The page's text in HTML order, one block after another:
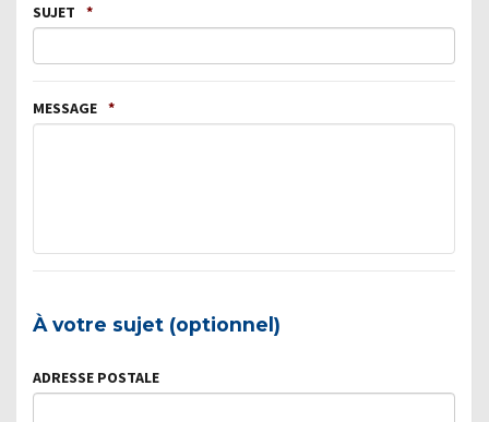
SUJET *
MESSAGE *
À votre sujet (optionnel)
ADRESSE POSTALE